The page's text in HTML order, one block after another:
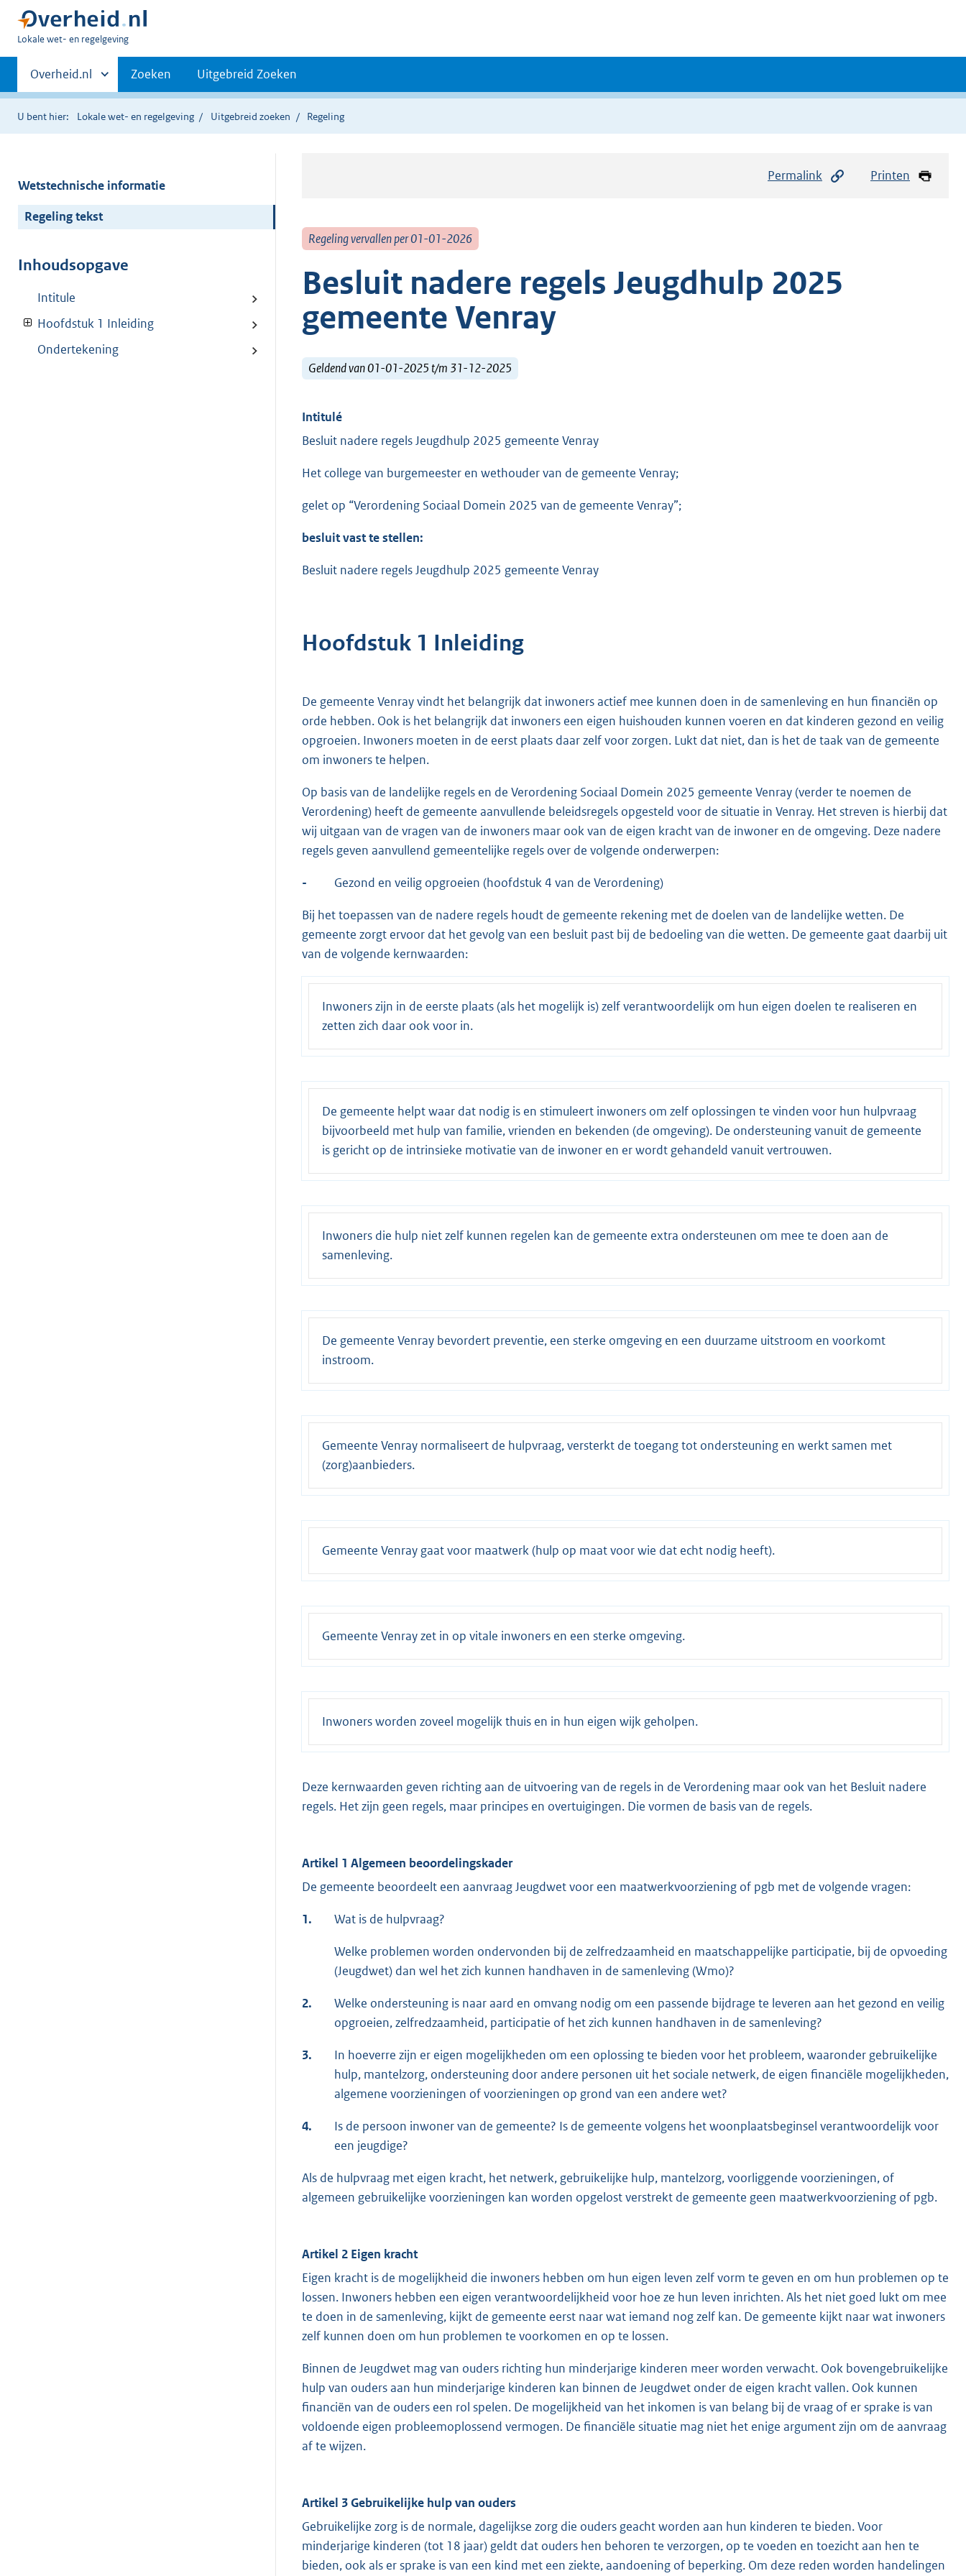
U
hier:
Lokale wet- en regelgeving
Primaire
navigatie
Andere
sites
binnen
Overheid.nl Zoeken Uitgebreid Zoeken
U bent hier: Lokale wet- en regelgeving Uitgebreid zoeken Regeling
Wetstechnische informatie
Regeling tekst
Inhoudsopgave
Intitule
Hoofdstuk 1 Inleiding
Ondertekening
Permalink Printen
Regeling vervallen per 01-01-2026
Besluit nadere regels Jeugdhulp 2025
gemeente Venray
Geldend van 01-01-2025 t/m 31-12-2025
Intitulé
Besluit nadere regels Jeugdhulp 2025 gemeente Venray
Het college van burgemeester en wethouder van de gemeente Venray;
gelet op “Verordening Sociaal Domein 2025 van de gemeente Venray”;
besluit vast te stellen:
Besluit nadere regels Jeugdhulp 2025 gemeente Venray
Hoofdstuk 1 Inleiding
De gemeente Venray vindt het belangrijk dat inwoners actief mee kunnen doen in de samenleving en hun financiën op
orde hebben. Ook is het belangrijk dat inwoners een eigen huishouden kunnen voeren en dat kinderen gezond en veilig
opgroeien. Inwoners moeten in de eerst plaats daar zelf voor zorgen. Lukt dat niet, dan is het de taak van de gemeente
om inwoners te helpen.
Op basis van de landelijke regels en de Verordening Sociaal Domein 2025 gemeente Venray (verder te noemen de
Verordening) heeft de gemeente aanvullende beleidsregels opgesteld voor de situatie in Venray. Het streven is hierbij dat
wij uitgaan van de vragen van de inwoners maar ook van de eigen kracht van de inwoner en de omgeving. Deze nadere
regels geven aanvullend gemeentelijke regels over de volgende onderwerpen:
- Gezond en veilig opgroeien (hoofdstuk 4 van de Verordening)
Bij het toepassen van de nadere regels houdt de gemeente rekening met de doelen van de landelijke wetten. De
gemeente zorgt ervoor dat het gevolg van een besluit past bij de bedoeling van die wetten. De gemeente gaat daarbij uit
van de volgende kernwaarden:
Inwoners zijn in de eerste plaats (als het mogelijk is) zelf verantwoordelijk om hun eigen doelen te realiseren en
zetten zich daar ook voor in.
De gemeente helpt waar dat nodig is en stimuleert inwoners om zelf oplossingen te vinden voor hun hulpvraag
bijvoorbeeld met hulp van familie, vrienden en bekenden (de omgeving). De ondersteuning vanuit de gemeente
is gericht op de intrinsieke motivatie van de inwoner en er wordt gehandeld vanuit vertrouwen.
Inwoners die hulp niet zelf kunnen regelen kan de gemeente extra ondersteunen om mee te doen aan de
samenleving.
De gemeente Venray bevordert preventie, een sterke omgeving en een duurzame uitstroom en voorkomt
instroom.
Gemeente Venray normaliseert de hulpvraag, versterkt de toegang tot ondersteuning en werkt samen met
(zorg)aanbieders.
Gemeente Venray gaat voor maatwerk (hulp op maat voor wie dat echt nodig heeft).
Gemeente Venray zet in op vitale inwoners en een sterke omgeving.
Inwoners worden zoveel mogelijk thuis en in hun eigen wijk geholpen.
Deze kernwaarden geven richting aan de uitvoering van de regels in de Verordening maar ook van het Besluit nadere
regels. Het zijn geen regels, maar principes en overtuigingen. Die vormen de basis van de regels.
Artikel 1 Algemeen beoordelingskader
De gemeente beoordeelt een aanvraag Jeugdwet voor een maatwerkvoorziening of pgb met de volgende vragen:
1. Wat is de hulpvraag?
Welke problemen worden ondervonden bij de zelfredzaamheid en maatschappelijke participatie, bij de opvoeding
(Jeugdwet) dan wel het zich kunnen handhaven in de samenleving (Wmo)?
2.
Welke ondersteuning is naar aard en omvang nodig om een passende bijdrage te leveren aan het gezond en veilig
opgroeien, zelfredzaamheid, participatie of het zich kunnen handhaven in de samenleving?
3.
In hoeverre zijn er eigen mogelijkheden om een oplossing te bieden voor het probleem, waaronder gebruikelijke
hulp, mantelzorg, ondersteuning door andere personen uit het sociale netwerk, de eigen financiële mogelijkheden,
algemene voorzieningen of voorzieningen op grond van een andere wet?
4.
Is de persoon inwoner van de gemeente? Is de gemeente volgens het woonplaatsbeginsel verantwoordelijk voor
een jeugdige?
Als de hulpvraag met eigen kracht, het netwerk, gebruikelijke hulp, mantelzorg, voorliggende voorzieningen, of
algemeen gebruikelijke voorzieningen kan worden opgelost verstrekt de gemeente geen maatwerkvoorziening of pgb.
Artikel 2 Eigen kracht
Eigen kracht is de mogelijkheid die inwoners hebben om hun eigen leven zelf vorm te geven en om hun problemen op te
lossen. Inwoners hebben een eigen verantwoordelijkheid voor hoe ze hun leven inrichten. Als het niet goed lukt om mee
te doen in de samenleving, kijkt de gemeente eerst naar wat iemand nog zelf kan. De gemeente kijkt naar wat inwoners
zelf kunnen doen om hun problemen te voorkomen en op te lossen.
Binnen de Jeugdwet mag van ouders richting hun minderjarige kinderen meer worden verwacht. Ook bovengebruikelijke
hulp van ouders aan hun minderjarige kinderen kan binnen de Jeugdwet onder de eigen kracht vallen. Ook kunnen
financiën van de ouders een rol spelen. De mogelijkheid van het inkomen is van belang bij de vraag of er sprake is van
voldoende eigen probleemoplossend vermogen. De financiële situatie mag niet het enige argument zijn om de aanvraag
af te wijzen.
Artikel 3 Gebruikelijke hulp van ouders
Gebruikelijke zorg is de normale, dagelijkse zorg die ouders geacht worden aan hun kinderen te bieden. Voor
minderjarige kinderen (tot 18 jaar) geldt dat ouders hen behoren te verzorgen, op te voeden en toezicht aan hen te
bieden, ook als er sprake is van een kind met een ziekte, aandoening of beperking. Om deze reden worden handelingen